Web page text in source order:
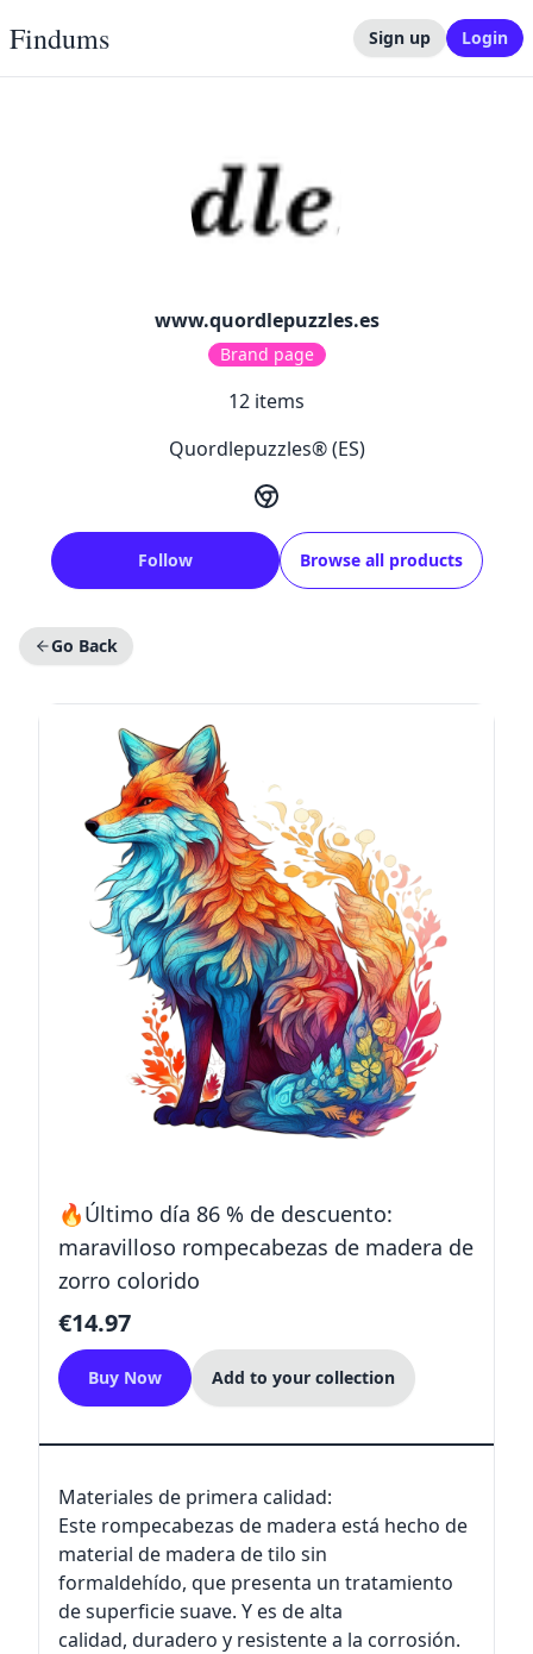
Findums Sign up Login
www.quordlepuzzles.es
Brand page
12 items
Quordlepuzzles® (ES)
Follow Browse all products
Go Back
🔥Último día 86 % de descuento:
maravilloso rompecabezas de madera de
zorro colorido
€14.97
Buy Now Add to your collection
Materiales de primera calidad:
Este rompecabezas de madera está hecho de
material de madera de tilo sin
formaldehído, que presenta un tratamiento
de superficie suave. Y es de alta
calidad, duradero y resistente a la corrosión.